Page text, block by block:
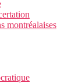
montréalaises